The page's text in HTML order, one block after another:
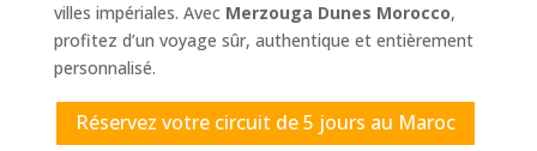
villes impériales. Avec Merzouga Dunes Morocco,
profitez d’un voyage sûr, authentique et entièrement
personnalisé.
Réservez votre circuit de 5 jours au Maroc